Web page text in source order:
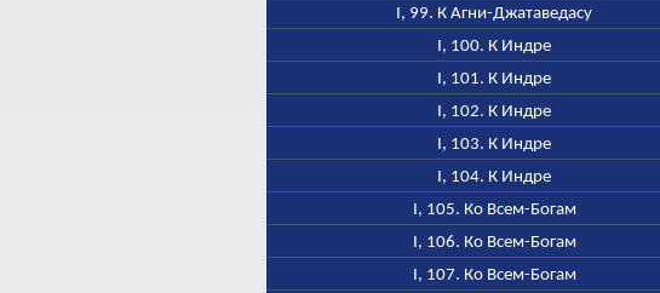
I, 99. К Агни-Джатаведасу
I, 100. К Индре
I, 101. К Индре
I, 102. К Индре
I, 103. К Индре
I, 104. К Индре
I, 105. Ко Всем-Богам
I, 106. Ко Всем-Богам
I, 107. Ко Всем-Богам